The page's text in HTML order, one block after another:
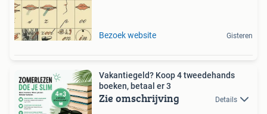
Bezoek website Gisteren
Vakantiegeld? Koop 4 tweedehands
boeken, betaal er 3
Zie omschrijving Details